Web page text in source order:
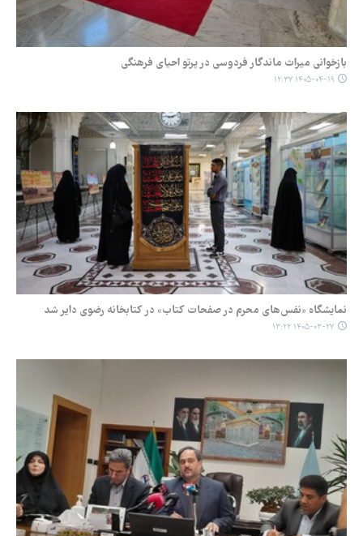
بازخوانی میراث ماندگار فردوسی در پرتو احیای فرهنگی
۱۴۰۵-۰۴-۱۹ ۱۲:۳۷
نمایشگاه «نفس‌های محرم در صفحات کتاب» در کتابخانه رضوی دایر شد
۱۴۰۵-۰۳-۲۷ ۱۳:۲۲